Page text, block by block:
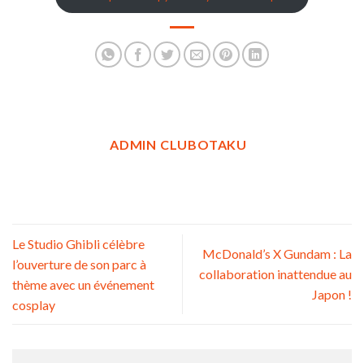
ADMIN CLUBOTAKU
Le Studio Ghibli célèbre
l’ouverture de son parc à
thème avec un événement
cosplay
McDonald’s X Gundam : La
collaboration inattendue au
Japon !